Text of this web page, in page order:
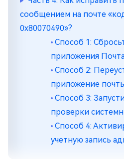
сообщением на почте
0x80070490»?
Способ 1:
приложения
Способ 2:
приложение
Способ 3:
проверки
Способ 4:
учетную запись